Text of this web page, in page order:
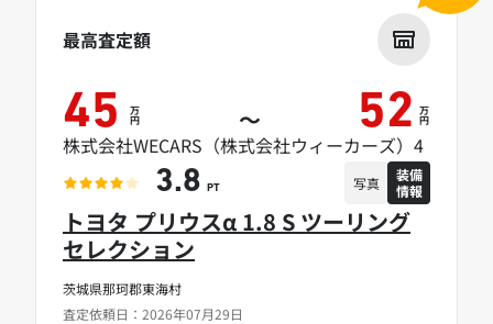
茨城県那珂郡東海村
査定依頼日：2026年07月29日
トヨタ プリウスα 1.8 S ツーリング
セレクション
最高査定額
45 万
円 ～ 52 万
円
株式会社WECARS（株式会社ウィーカーズ）4
3.8 PT 写真
装備
情報